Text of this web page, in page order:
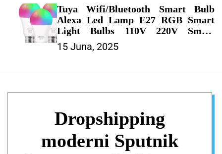
Tuya Wifi/Bluetooth Smart Bulb
Alexa Led Lamp E27 RGB Smart
Light Bulbs 110V 220V Smart
Lamps For Google Assisatnt Smart
Life – LED SIJALICE
15 Juna, 2025
Dropshipping
moderni Sputnik